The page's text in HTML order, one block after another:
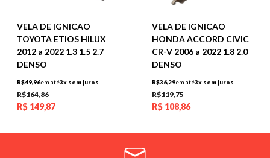
VELA DE IGNICAO
TOYOTA ETIOS HILUX
2012 a 2022 1.3 1.5 2.7
DENSO
R$49,96em até3x sem juros
R$164,86
R$ 149,87
VELA DE IGNICAO
HONDA ACCORD CIVIC
CR-V 2006 a 2022 1.8 2.0
DENSO
R$36,29em até3x sem juros
R$119,75
R$ 108,86